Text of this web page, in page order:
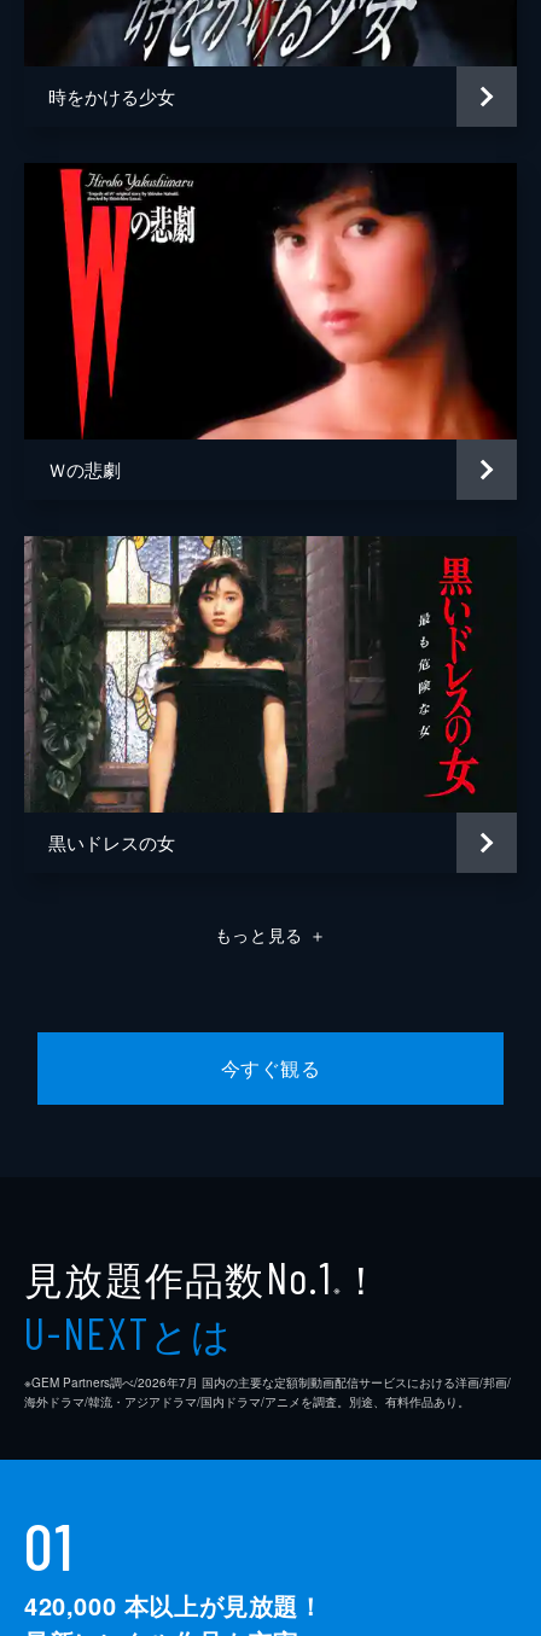
三木のり平
清水紘治
監督
脚本 川島透
原作 川島透
音楽 加藤和彦
時をかける少女
Ｗの悲劇
黒いドレスの女
もっと見る ＋
今すぐ観る
見放題作品数No.1 ※ ！
U-NEXTとは
※GEM Partners調べ/2026年7⽉ 国内の主要な定額制動画配信サービスにおける洋画/邦画/
海外ドラマ/韓流・アジアドラマ/国内ドラマ/アニメを調査。別途、有料作品あり。
01
420,000 本以上が見放題！